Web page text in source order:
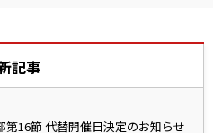
記事
16節 代替開催日決定のお知らせ